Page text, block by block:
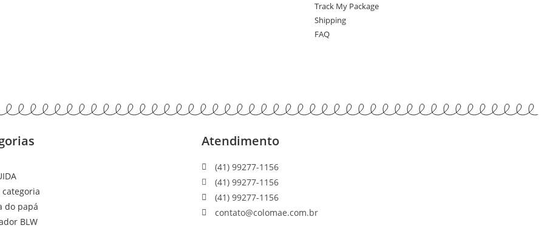
Track My Package
Shipping
FAQ
categoria
do papá
BLW
Atendimento
(41) 99277-1156
(41) 99277-1156
(41) 99277-1156
contato@colomae.com.br